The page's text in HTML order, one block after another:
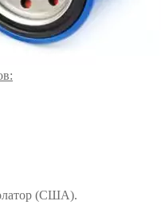
(США).